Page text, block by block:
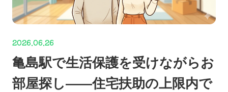
2026.06.26
亀島駅で生活保護を受けながらお
部屋探し——住宅扶助の上限内で